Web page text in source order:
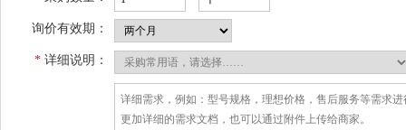
询价有效期：
* 详细说明：